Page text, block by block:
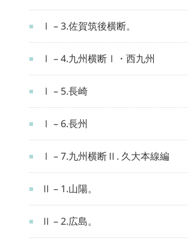
Ⅰ – 3.佐賀筑後横断。
Ⅰ – 4.九州横断Ⅰ・西九州
Ⅰ – 5.長崎
Ⅰ – 6.長州
Ⅰ – 7.九州横断Ⅱ. 久大本線編
Ⅱ – 1.山陽。
Ⅱ – 2.広島。